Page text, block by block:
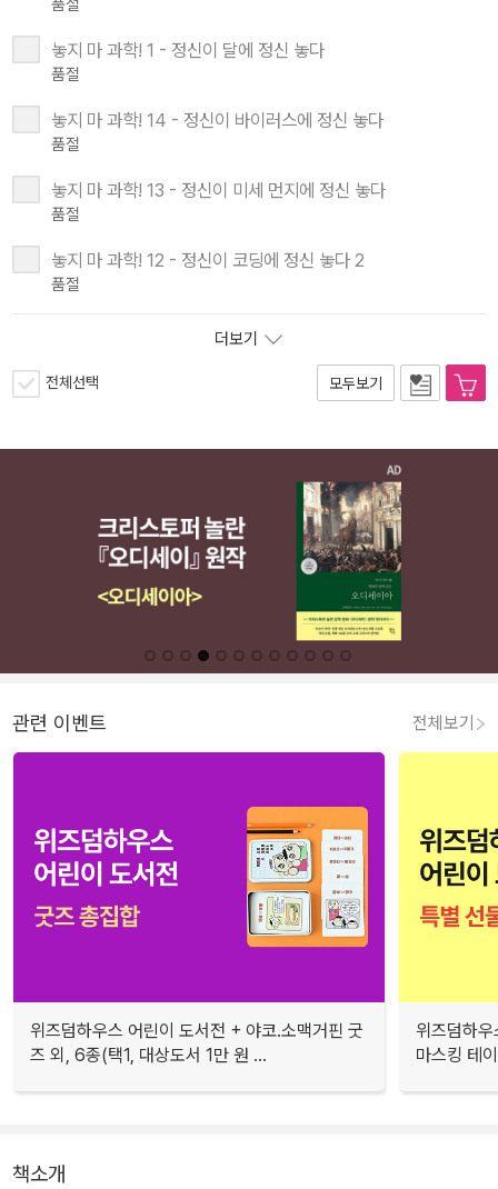
품절
놓지 마 과학! 1 - 정신이 달에 정신 놓다
품절
놓지 마 과학! 14 - 정신이 바이러스에 정신 놓다
품절
놓지 마 과학! 13 - 정신이 미세 먼지에 정신 놓다
품절
놓지 마 과학! 12 - 정신이 코딩에 정신 놓다 2
품절
더보기
전체선택 모두보기
관련 이벤트 전체보기
위즈덤하우스 어린이 도서전 + 야코.소맥거핀 굿
즈 외, 6종(택1, 대상도서 1만 원 ...
위즈덤하
마스킹 테
책소개